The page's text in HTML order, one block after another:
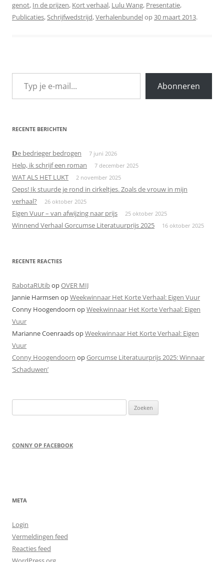
genot, In de prijzen, Kort verhaal, Lulu Wang, Presentatie,
Publicaties,Schrijfwedstrijd,Verhalenbundelop30 maart 2013.
Typ je e-mail...
Abonneren
RECENTE BERICHTEN
𝗗e bedrieger bedrogen 7 juni 2026
Help, ik schrijf een roman 7 december 2025
WAT ALS HET LUKT 2 november 2025
Oeps! Ik stuurde je rond in cirkeltjes. Zoals de vrouw in mijn
verhaal?
26 oktober 2025
Eigen Vuur – van afwijzing naar prijs 25 oktober 2025
Winnend Verhaal Gorcumse Literatuurprijs 2025 16 oktober 2025
RECENTE REACTIES
RabotaRUtibopOVER MIJ
Jannie Harmsen opWeekwinnaar Het Korte Verhaal: Eigen Vuur
Conny Hoogendoorn opWeekwinnaar Het Korte Verhaal: Eigen
Vuur
Marianne CoenraadsopWeekwinnaar Het Korte Verhaal: Eigen
Vuur
Conny Hoogendoorn opGorcumse Literatuurprijs 2025: Winnaar
‘Schaduwen’
naar:
CONNY OP FACEBOOK
META
Login
Vermeldingen feed
Reacties feed